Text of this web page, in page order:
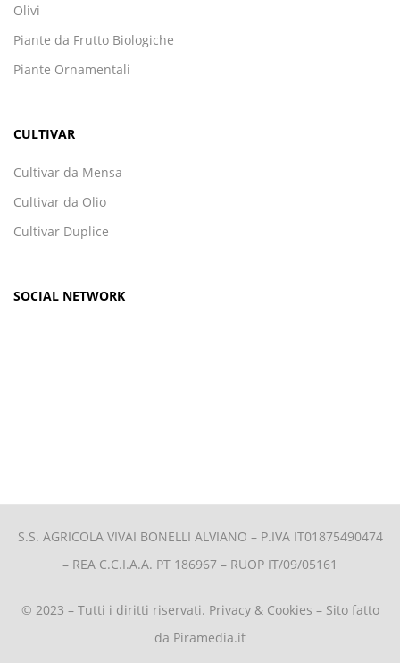
Olivi
Piante da Frutto Biologiche
Piante Ornamentali
CULTIVAR
Cultivar da Mensa
Cultivar da Olio
Cultivar Duplice
SOCIAL NETWORK
S.S. AGRICOLA VIVAI BONELLI ALVIANO – P.IVA IT01875490474
– REA C.C.I.A.A. PT 186967 – RUOP IT/09/05161
© 2023 – Tutti i diritti riservati. Privacy & Cookies – Sito fatto
da Piramedia.it